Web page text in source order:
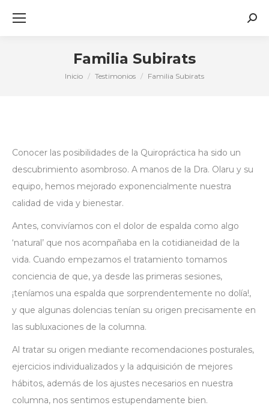
Familia Subirats
Estás aquí:
Inicio Testimonios Familia Subirats
Conocer las posibilidades de la Quiropráctica ha sido un
descubrimiento asombroso. A manos de la Dra. Olaru y su
equipo, hemos mejorado exponencialmente nuestra
calidad de vida y bienestar.
Antes, convivíamos con el dolor de espalda como algo
‘natural’ que nos acompañaba en la cotidianeidad de la
vida. Cuando empezamos el tratamiento tomamos
conciencia de que, ya desde las primeras sesiones,
¡teníamos una espalda que sorprendentemente no dolía!,
y que algunas dolencias tenían su origen precisamente en
las subluxaciones de la columna.
Al tratar su origen mediante recomendaciones posturales,
ejercicios individualizados y la adquisición de mejores
hábitos, además de los ajustes necesarios en nuestra
columna, nos sentimos estupendamente bien.